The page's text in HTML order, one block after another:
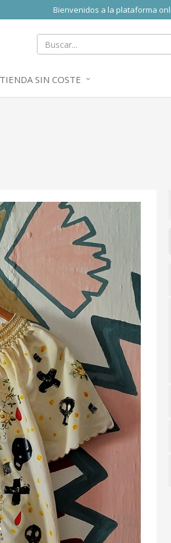
Bienvenidos a la plataforma
SIN COSTE